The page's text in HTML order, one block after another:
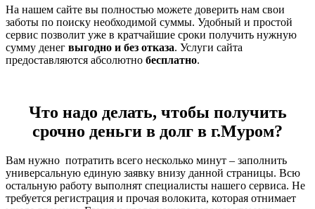
На нашем сайте вы полностью можете доверить нам свои
заботы по поиску необходимой суммы. Удобный и простой
сервис позволит уже в кратчайшие сроки получить нужную
сумму денег выгодно и без отказа. Услуги сайта
предоставляются абсолютно бесплатно.
Что надо делать, чтобы получить
срочно деньги в долг в г.Муром?
Вам нужно потратить всего несколько минут – заполнить
универсальную единую заявку внизу данной страницы. Всю
остальную работу выполнят специалисты нашего сервиса. Не
требуется регистрация и прочая волокита, которая отнимает